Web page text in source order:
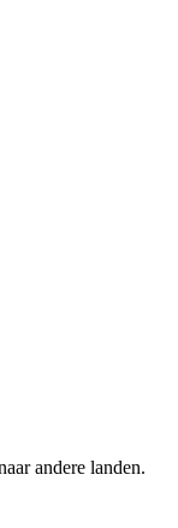
andere landen.